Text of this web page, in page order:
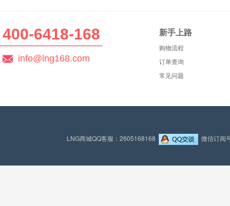
400-6418-168
info@lng168.com
新手上路
购物流程
订单查询
常见问题
LNG商城QQ客服：2605168168 微信订阅